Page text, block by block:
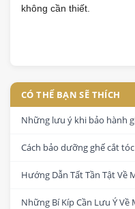
không cần thiết.
CÓ THỂ BẠN SẼ THÍCH
Những lưu ý khi bảo hành
Cách bảo dưỡng ghế cắt
Hướng Dẫn Tất Tần Tật Về
Những Bí Kíp Cần Lưu Ý